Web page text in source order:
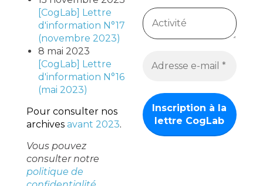
[CogLab] Lettre
d'information N°17
(novembre 2023)
8 mai 2023
[CogLab] Lettre
d'information N°16
(mai 2023)
Pour consulter nos
archives avant 2023.
Vous pouvez
consulter notre
politique de